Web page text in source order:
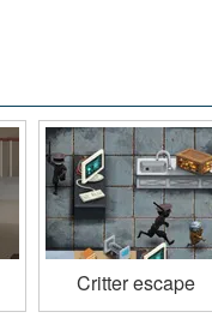
Critter escape